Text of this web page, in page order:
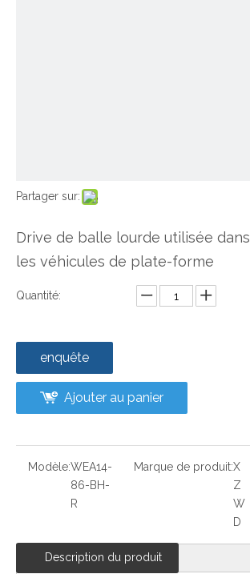
Partager sur:
Drive de balle lourde utilisée dans
les véhicules de plate-forme
Quantité:
enquête
Ajouter au panier
Modèle:WEA14-
86-BH-
R
Marque de produit:X
Z
W
D
Description du produit